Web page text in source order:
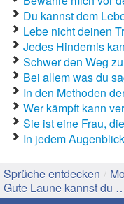
Lateinische
Liebeskummer
Lustige Sprüche
Mama-Sprüche
Schöne Sprüche
Du kannst dem
Lebe nicht deinen
Jedes Hindernis
Schwer den Weg
Bei allem was du
In den Methoden
Wer kämpft kann
Sie ist eine Frau,
In jedem
Sprüche entdecken /
Gute Laune kannst du